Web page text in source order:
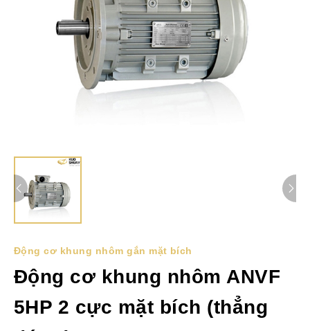
Động cơ khung nhôm gắn mặt bích
Động cơ khung nhôm ANVF
5HP 2 cực mặt bích (thẳng